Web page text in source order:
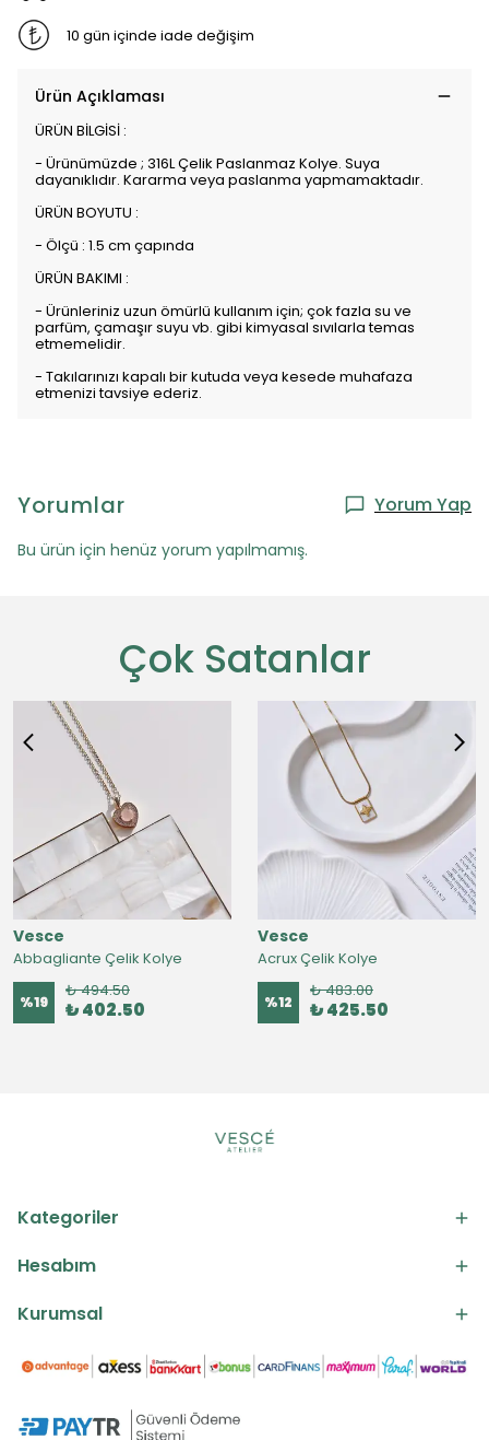
10 gün içinde iade değişim
Ürün Açıklaması
ÜRÜN BİLGİSİ :
- Ürünümüzde ; 316L Çelik Paslanmaz Kolye. Suya
dayanıklıdır. Kararma veya paslanma yapmamaktadır.
ÜRÜN BOYUTU :
- Ölçü : 1.5 cm çapında
ÜRÜN BAKIMI :
- Ürünleriniz uzun ömürlü kullanım için; çok fazla su ve
parfüm, çamaşır suyu vb. gibi kimyasal sıvılarla temas
etmemelidir.
- Takılarınızı kapalı bir kutuda veya kesede muhafaza
etmenizi tavsiye ederiz.
Yorumlar Yorum Yap
Bu ürün için henüz yorum yapılmamış.
Çok Satanlar
Vesce
Abbagliante Çelik Kolye
%19
₺ 494.50
₺ 402.50
Vesce
Acrux Çelik Kolye
%12
₺ 483.00
₺ 425.50
Kategoriler
Hesabım
Kurumsal